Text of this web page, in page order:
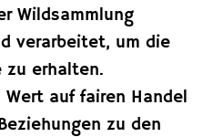
Wildsammlung
verarbeitet, um die
erhalten.
auf fairen Handel
zu den